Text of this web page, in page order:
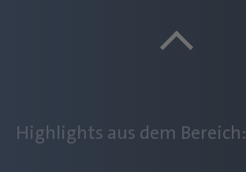
Highlights aus dem Bereich: